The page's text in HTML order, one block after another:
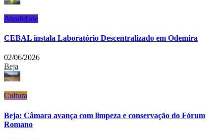
Atualidade
CEBAL instala Laboratório Descentralizado em Odemira
02/06/2026
Beja
Cultura
Beja: Câmara avança com limpeza e conservação do Fórum
Romano